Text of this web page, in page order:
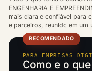
ENGENHARIA E
mais clara e confiável para
e parceiros, reunido em um
RECOMENDADO
PARA EMPRESAS
Como e o